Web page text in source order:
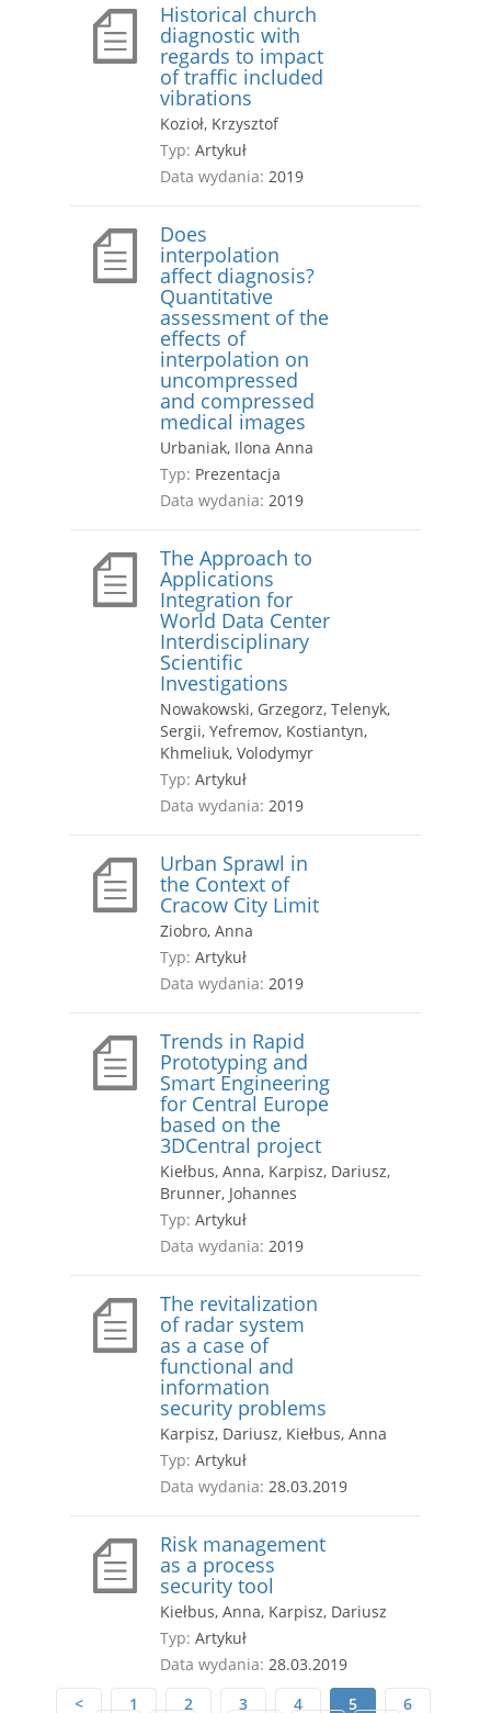
Historical church
diagnostic with
regards to impact
of traffic included
vibrations
Kozioł, Krzysztof
Typ: Artykuł
Data wydania: 2019
Does
interpolation
affect diagnosis?
Quantitative
assessment of the
effects of
interpolation on
uncompressed
and compressed
medical images
Urbaniak, Ilona Anna
Typ: Prezentacja
Data wydania: 2019
The Approach to
Applications
Integration for
World Data Center
Interdisciplinary
Scientific
Investigations
Nowakowski, Grzegorz, Telenyk,
Sergii, Yefremov, Kostiantyn,
Khmeliuk, Volodymyr
Typ: Artykuł
Data wydania: 2019
Urban Sprawl in
the Context of
Cracow City Limit
Ziobro, Anna
Typ: Artykuł
Data wydania: 2019
Trends in Rapid
Prototyping and
Smart Engineering
for Central Europe
based on the
3DCentral project
Kiełbus, Anna, Karpisz, Dariusz,
Brunner, Johannes
Typ: Artykuł
Data wydania: 2019
The revitalization
of radar system
as a case of
functional and
information
security problems
Karpisz, Dariusz, Kiełbus, Anna
Typ: Artykuł
Data wydania: 28.03.2019
Risk management
as a process
security tool
Kiełbus, Anna, Karpisz, Dariusz
Typ: Artykuł
Data wydania: 28.03.2019
<
1 2 3 4 5 6